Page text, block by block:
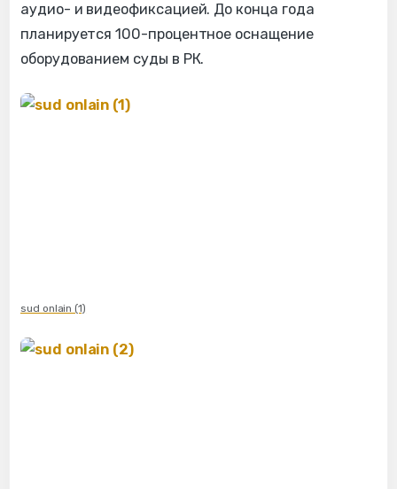
аудио- и видеофиксацией. До конца года
планируется 100-процентное оснащение
оборудованием суды в РК.
sud onlain (1)